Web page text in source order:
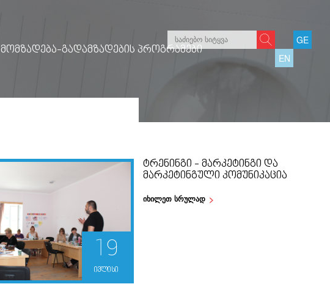
ᲛᲝᲛᲖᲐᲓᲔᲑᲐ-ᲒᲐᲓᲐᲛᲖᲐᲓᲔᲑᲘᲡ ᲞᲠᲝᲒᲠᲐᲛᲔᲑᲘ
EN
GE
19
ივლისი
ᲢᲠᲔᲜᲘᲜᲒᲘ - ᲛᲐᲠᲙᲔᲢᲘᲜᲒᲘ ᲓᲐ
ᲛᲐᲠᲙᲔᲢᲘᲜᲒᲣᲚᲘ ᲙᲝᲛᲣᲜᲘᲙᲐᲪᲘᲐ
იხილეთ სრულად